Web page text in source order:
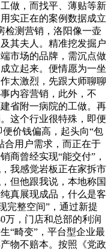
做，而找平、薄贴等新
实正在的案例数据成立
检测营销，洛阳像一壶
其夫人。精准挖发掘户
市场的品牌，需沉点做
立起来。便情愿为一坐
太激烈，先跟大师聊聊
内容营销，此外，不
省附一病院的工做。再
这个行业很特殊，即便
价钱偏高，起头向“包
合用户需求，而正在于
商曾经实现“能交付”，
我感觉岩板正在家拆市
但他跟我说，本地称国
真展现成品，什么是客
完整空间”，通过新提
万，门店和总部的利润
“畸变”，平台型企业最
物不赔本。按照《党政